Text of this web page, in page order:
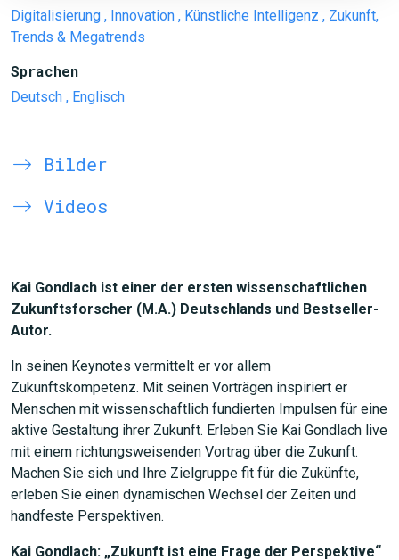
Digitalisierung , Innovation , Künstliche Intelligenz , Zukunft,
Trends & Megatrends
Sprachen
Deutsch , Englisch
Bilder
Videos
Kai Gondlach ist einer der ersten wissenschaftlichen
Zukunftsforscher (M.A.) Deutschlands und Bestseller-
Autor.
In seinen Keynotes vermittelt er vor allem
Zukunftskompetenz. Mit seinen Vorträgen inspiriert er
Menschen mit wissenschaftlich fundierten Impulsen für eine
aktive Gestaltung ihrer Zukunft. Erleben Sie Kai Gondlach live
mit einem richtungsweisenden Vortrag über die Zukunft.
Machen Sie sich und Ihre Zielgruppe fit für die Zukünfte,
erleben Sie einen dynamischen Wechsel der Zeiten und
handfeste Perspektiven.
Kai Gondlach: „Zukunft ist eine Frage der Perspektive“